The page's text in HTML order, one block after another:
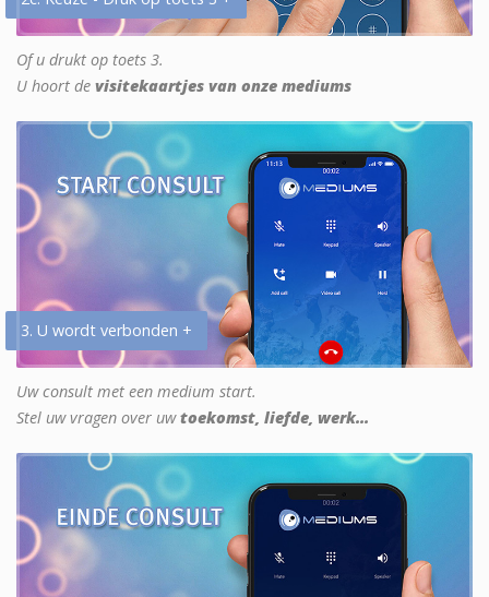
Of u drukt op toets 3.
U hoort de visitekaartjes van onze mediums
3. U wordt verbonden +
Uw consult met een medium start.
Stel uw vragen over uwtoekomst, liefde, werk...